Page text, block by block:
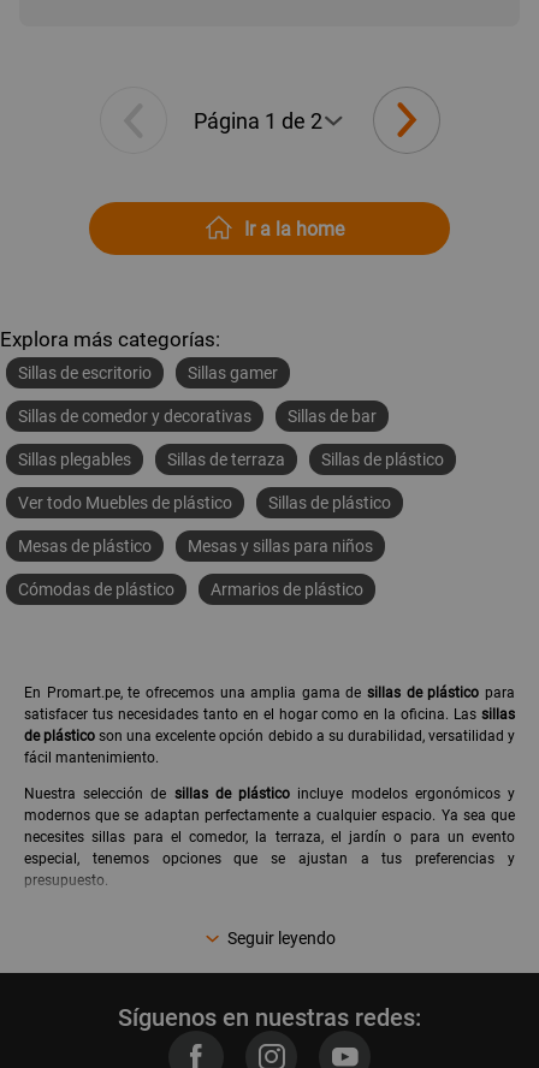
Ir a la home
Explora más categorías:
Sillas de escritorio Sillas gamer
Sillas de comedor y decorativas Sillas de bar
Sillas plegables Sillas de terraza Sillas de plástico
Ver todo Muebles de plástico Sillas de plástico
Mesas de plástico Mesas y sillas para niños
Cómodas de plástico Armarios de plástico
En Promart.pe, te ofrecemos una amplia gama desillas de plástico para
satisfacer tus necesidades tanto en el hogar como en la oficina. Las sillas
de plástico son una excelente opción debido a su durabilidad, versatilidad y
fácil mantenimiento.
Nuestra selección de sillas de plástico incluye modelos ergonómicos y
modernos que se adaptan perfectamente a cualquier espacio. Ya sea que
necesites sillas para el comedor, la terraza, el jardín o para un evento
especial, tenemos opciones que se ajustan a tus preferencias y
presupuesto.
diseñadas para resistir diversas condiciones climáticas, lo que las convierte
En Promart, nos enorgullecemos de ofrecer productos de calidad que
marcas reconocidas que garantizan la durabilidad y resistencia de
Seguir leyendo
Síguenos en nuestras redes: